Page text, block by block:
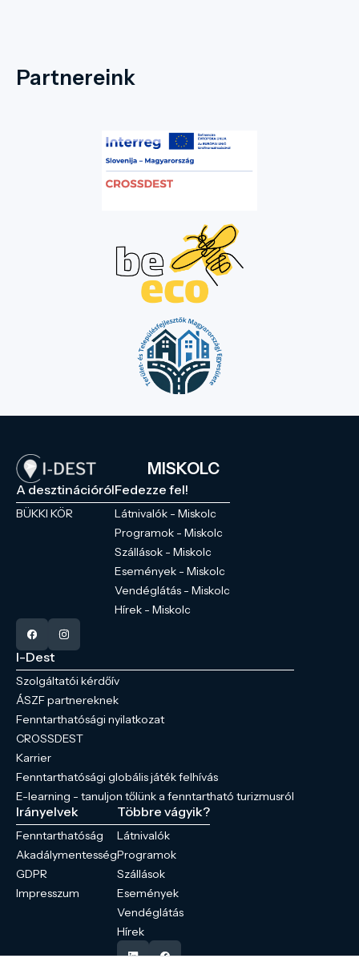
Partnereink
MISKOLC
A desztinációról
BÜKKI KÖR
Fedezze fel!
Látnivalók - Miskolc
Programok - Miskolc
Szállások - Miskolc
Események - Miskolc
Vendéglátás - Miskolc
Hírek - Miskolc
I-Dest
Szolgáltatói kérdőív
ÁSZF partnereknek
Fenntarthatósági nyilatkozat
CROSSDEST
Karrier
Fenntarthatósági globális játék felhívás
E-learning - tanuljon tőlünk a fenntartható turizmusról
Irányelvek
Fenntarthatóság
Akadálymentesség
GDPR
Impresszum
Többre vágyik?
Látnivalók
Programok
Szállások
Események
Vendéglátás
Hírek